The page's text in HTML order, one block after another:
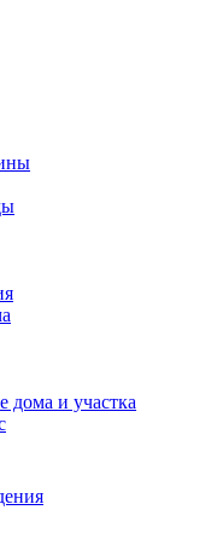
дома и участка